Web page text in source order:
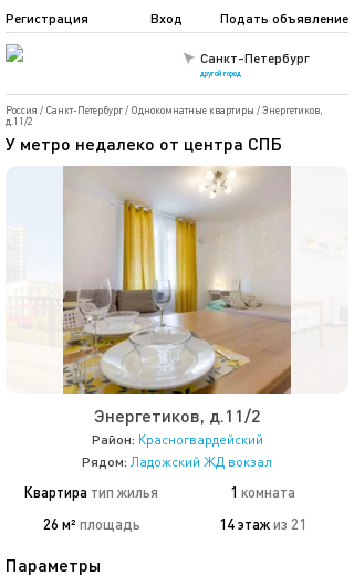
Санкт-Петербург
другой город
Подать объявление
Регистрация Вход
Россия / Санкт-Петербург/ Однокомнатные квартиры /Энергетиков,
д.11/2
У метро недалеко от центра СПБ
Энергетиков, д.11/2
Район: Красногвардейский
Рядом: Ладожский ЖД вокзал
Квартира тип жилья 1 комната
26 м² площадь 14 этажиз 21
Параметры